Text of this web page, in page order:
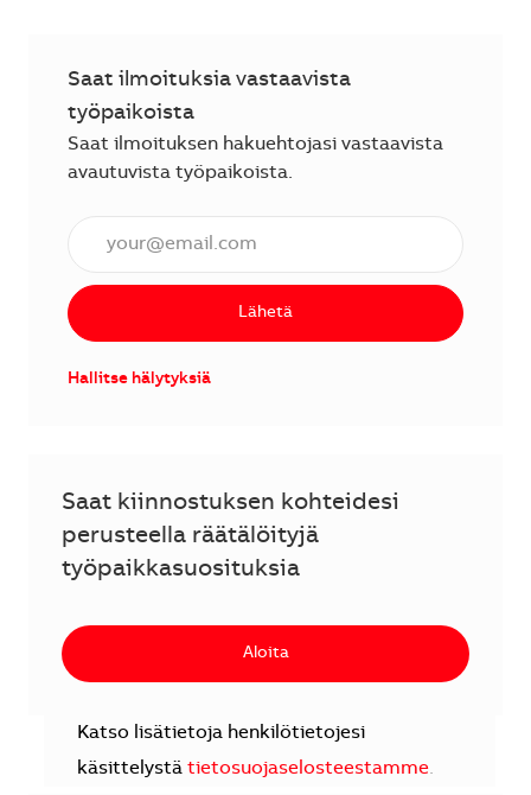
Saat ilmoituksia vastaavista
työpaikoista
Saat ilmoituksen hakuehtojasi vastaavista
avautuvista työpaikoista.
Lähetä
Hallitse hälytyksiä
Saat kiinnostuksen kohteidesi
perusteella räätälöityjä
työpaikkasuosituksia
Aloita
Katso lisätietoja henkilötietojesi
käsittelystä tietosuojaselosteestamme.